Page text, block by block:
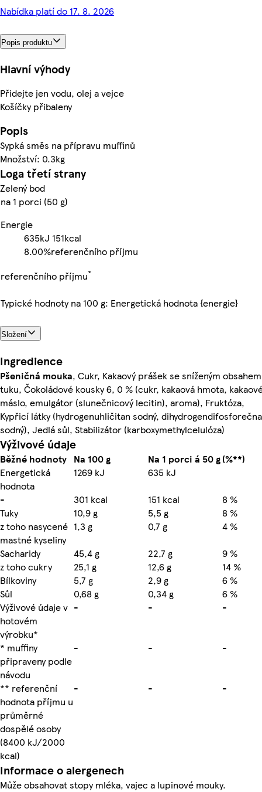
Nabídka platí do 17. 8. 2026
Popis produktu
Hlavní výhody
Přidejte jen vodu, olej a vejce
Košíčky přibaleny
Popis
Sypká směs na přípravu muffinů
Množství: 0.3kg
Loga třetí strany
Zelený bod
na 1 porci (50 g)
Energie
635kJ 151kcal
8.00%referenčního příjmu
referenčního příjmu*
Typické hodnoty na 100 g: Energetická hodnota {energie}
Složení
Ingredience
Pšeničná mouka, Cukr, Kakaový prášek se sníženým obsahem
tuku, Čokoládové kousky 6, 0 % (cukr, kakaová hmota,
máslo, emulgátor (slunečnicový lecitin), aroma), Fruktóza,
Kypřicí látky (hydrogenuhličitan sodný,
sodný), Jedlá sůl, Stabilizátor (karboxymethylcelulóza)
Výživové údaje
Běžné hodnoty Na 100 g Na 1 porci á 50 g(%**)
Energetická
hodnota
1269 kJ
635 kJ
-
301 kcal 151 kcal
8 %
Tuky
10,9 g 5,5 g
8 %
z toho nasycené
mastné kyseliny
1,3 g 0,7 g
4 %
Sacharidy
45,4 g 22,7 g
9 %
z toho cukry
25,1 g 12,6 g
14 %
Bílkoviny
5,7 g 2,9 g
6 %
Sůl
0,68 g 0,34 g
6 %
Výživové údaje v
hotovém
výrobku*
- - -
* muffiny
připraveny podle
návodu
- - -
** referenční
hodnota příjmu u
průměrné
dospělé osoby
(8400 kJ/2000
kcal)
- - -
Informace o alergenech
Může obsahovat stopy mléka, vajec a lupinové mouky.